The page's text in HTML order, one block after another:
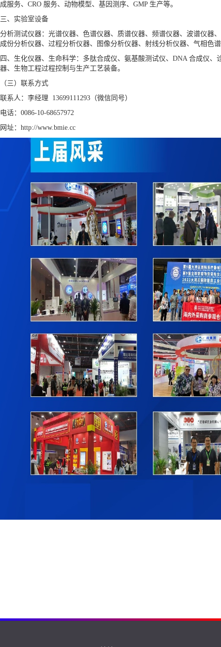
成服务、CRO 服务、动物模型、基因测序、GMP 生产等。
三、实验室设备
分析测试仪器：光谱仪器、色谱仪器、质谱仪器、频谱仪器、波谱仪器
成份分析仪器、过程分析仪器、图像分析仪器、射线分析仪器、气相色
四、生化仪器、生命科学：多肽合成仪、氨基酸测试仪、DNA 合成仪
器、生物工程过程控制与生产工艺装备。
（三）联系方式
联系人：李经理 13699111293（微信同号）
电话：0086-10-68657972
网址：http://www.bmie.cc